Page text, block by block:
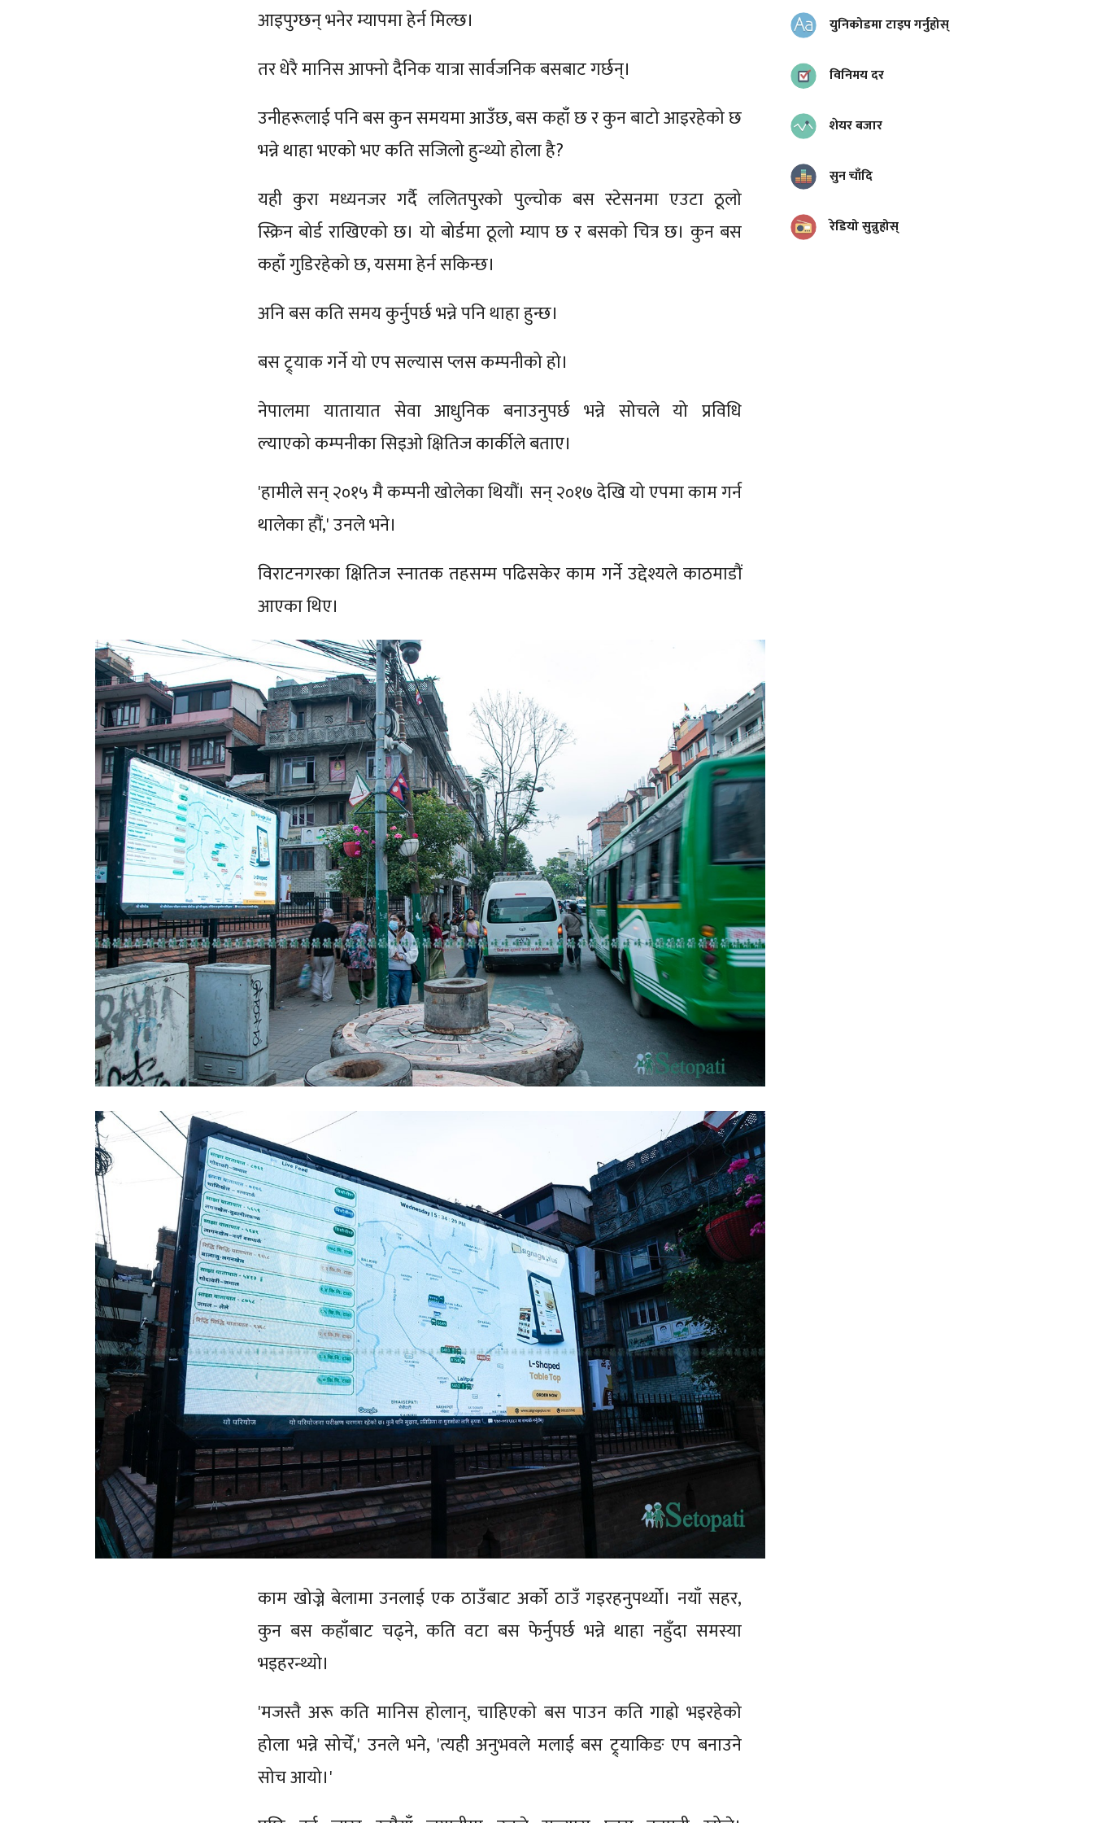
आइपुग्छन् भनेर म्यापमा हेर्न मिल्छ।
तर धेरै मानिस आफ्नो दैनिक यात्रा सार्वजनिक बसबाट गर्छन्।
उनीहरूलाई पनि बस कुन समयमा आउँछ, बस कहाँ छ र कुन बाटो आइरहेको छ
भन्ने थाहा भएको भए कति सजिलो हुन्थ्यो होला है?
यही कुरा मध्यनजर गर्दै ललितपुरको पुल्चोक बस स्टेसनमा एउटा ठूलो
स्क्रिन बोर्ड राखिएको छ। यो बोर्डमा ठूलो म्याप छ र बसको चित्र छ। कुन बस
कहाँ गुडिरहेको छ, यसमा हेर्न सकिन्छ।
अनि बस कति समय कुर्नुपर्छ भन्ने पनि थाहा हुन्छ।
बस ट्र्याक गर्ने यो एप सल्यास प्लस कम्पनीको हो।
नेपालमा यातायात सेवा आधुनिक बनाउनुपर्छ भन्ने सोचले यो प्रविधि
ल्याएको कम्पनीका सिइओ क्षितिज कार्कीले बताए।
'हामीले सन् २०१५ मै कम्पनी खोलेका थियौं। सन् २०१७ देखि यो एपमा काम गर्न
थालेका हौं,' उनले भने।
विराटनगरका क्षितिज स्नातक तहसम्म पढिसकेर काम गर्ने उद्देश्यले काठमाडौं
आएका थिए।
काम खोज्ने बेलामा उनलाई एक ठाउँबाट अर्को ठाउँ गइरहनुपर्थ्यो। नयाँ सहर,
कुन बस कहाँबाट चढ्ने, कति वटा बस फेर्नुपर्छ भन्ने थाहा नहुँदा समस्या
भइहरन्थ्यो।
'मजस्तै अरू कति मानिस होलान्, चाहिएको बस पाउन कति गाह्रो भइरहेको
होला भन्ने सोचेँ,' उनले भने, 'त्यही अनुभवले मलाई बस ट्र्याकिङ एप बनाउने
सोच आयो।'
युनिकोडमा टाइप गर्नुहोस्
विनिमय दर
शेयर बजार
सुन चाँदि
रेडियो सुन्नुहोस्